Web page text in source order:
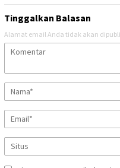
Tinggalkan Balasan
Alamat email Anda tidak akan